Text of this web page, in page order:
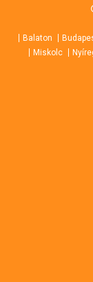
contentBalaton
Miskolc